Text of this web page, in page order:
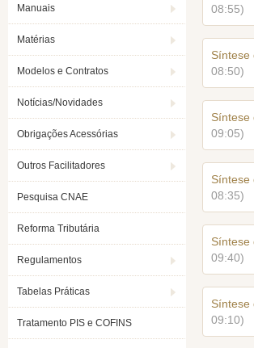
Manuais
Matérias
Modelos e Contratos
Notícias/Novidades
Obrigações Acessórias
Outros Facilitadores
Pesquisa CNAE
Reforma Tributária
Regulamentos
Tabelas Práticas
Tratamento PIS e COFINS
08:55)
Síntese
08:50)
Síntese
09:05)
Síntese
08:35)
Síntese
09:40)
Síntese
09:10)